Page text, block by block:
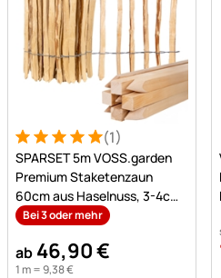
Bewertung: 5 von 5 (1
1 Bewertung (1)
SPARSET 5m VOSS.garden
Premium Staketenzaun
60cm aus Haselnuss, 3-4cm,
mit 9 Buchenpfählen 90cm
Bei 3 oder mehr
ab 46,90€
1 m =9,38€